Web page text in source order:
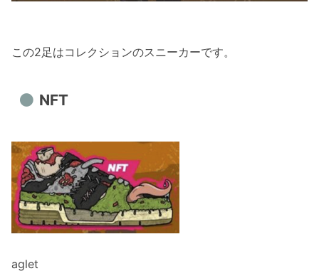
この2足はコレクションのスニーカーです。
NFT
aglet